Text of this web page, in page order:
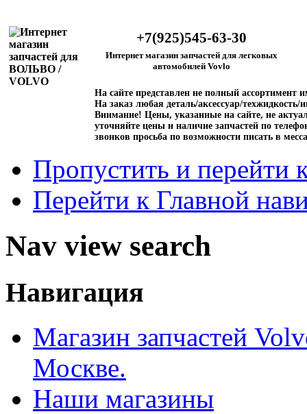
+7(925)545-63-30
Интернет магазин запчастей для легковых
автомобилей Vovlo
На сайте представлен не полный ассортимент
На заказ любая деталь/аксессуар/техжидкость/
Внимание! Цены, указанные на сайте, не
уточняйте цены и наличие запчастей по
звонков просьба по возможности писать в
Пропустить и перейти
Перейти к Главной
Nav view search
Навигация
Магазин запчастей
Москве.
Наши магазины